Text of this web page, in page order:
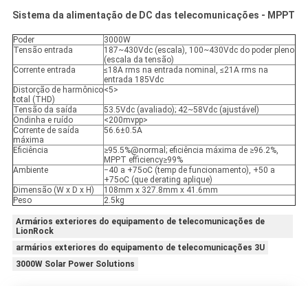
Sistema da alimentação de DC das telecomunicações - MPPT
Poder
3000W
Tensão entrada
187~430Vdc (escala), 100~430Vdc do poder pleno
(escala da tensão)
Corrente entrada
≤18A rms na entrada nominal, ≤21A rms na
entrada 185Vdc
Distorção de harmônico
total (THD)
<5>
Tensão da saída
53.5Vdc (avaliado); 42~58Vdc (ajustável)
Ondinha e ruído
<200mvpp>
Corrente de saída
máxima
56.6±0.5A
Eficiência
≥95.5%@normal; eficiência máxima de ≥96.2%,
MPPT efficiency≥99%
Ambiente
−40 a +75oC (temp de funcionamento), +50 a
+75oC (que derating aplique)
Dimensão (W x D x H)
108mm x 327.8mm x 41.6mm
Peso
2.5kg
Armários exteriores do equipamento de telecomunicações de
LionRock
armários exteriores do equipamento de telecomunicações 3U
3000W Solar Power Solutions